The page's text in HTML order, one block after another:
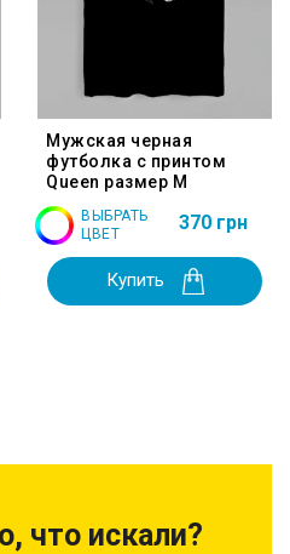
Мужская черная
футболка с принтом
Queen размер M
ВЫБРАТЬ
ЦВЕТ
370 грн
Купить
что искали?